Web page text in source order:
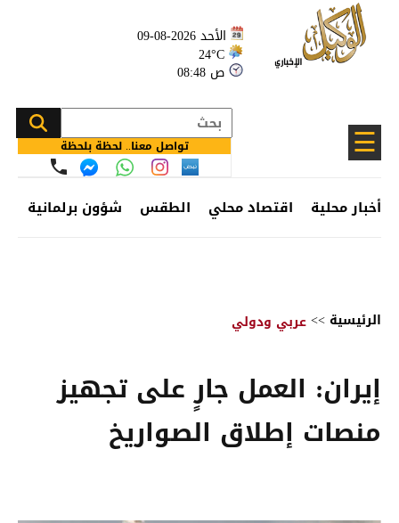
الأحد 2026-08-09
24°C
08:48 ص
☰ تواصل معنا.. لحظة بلحظة
أخبار محلية اقتصاد محلي الطقس شؤون برلمانية
الرئيسية >>عربي ودولي
إيران: العمل جارٍ على تجهيز
منصات إطلاق الصواريخ